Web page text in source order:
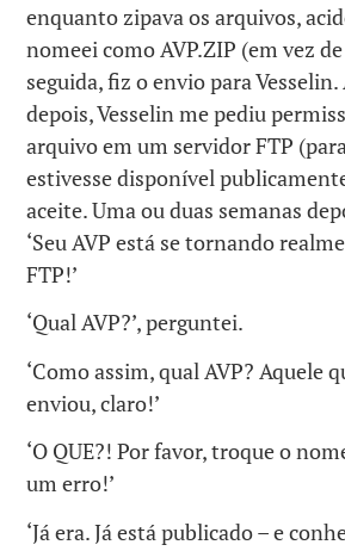
enquanto zipava os arquivos,
nomeei como AVP.ZIP (em vez
seguida, fiz o envio para
depois, Vesselin me pediu
arquivo em um servidor FTP
estivesse disponível
aceite. Uma ou duas semanas
‘Seu AVP está se tornando
FTP!’
‘Qual AVP?’, perguntei.
‘Como assim, qual AVP? Aquele
enviou, claro!’
‘O QUE?! Por favor, troque o
um erro!’
‘Já era. Já está publicado – e